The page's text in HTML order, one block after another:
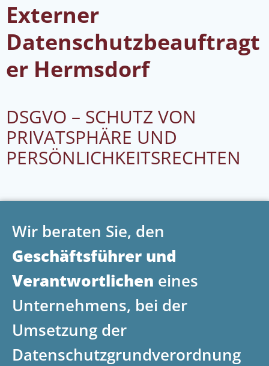
Externer
Datenschutzbeauftragt
er Hermsdorf
DSGVO – SCHUTZ VON
PRIVATSPHÄRE UND
PERSÖNLICHKEITSRECHTEN
Wir beraten Sie, den
Geschäftsführer und
Verantwortlichen eines
Unternehmens, bei der
Umsetzung der
Datenschutzgrundverordnung